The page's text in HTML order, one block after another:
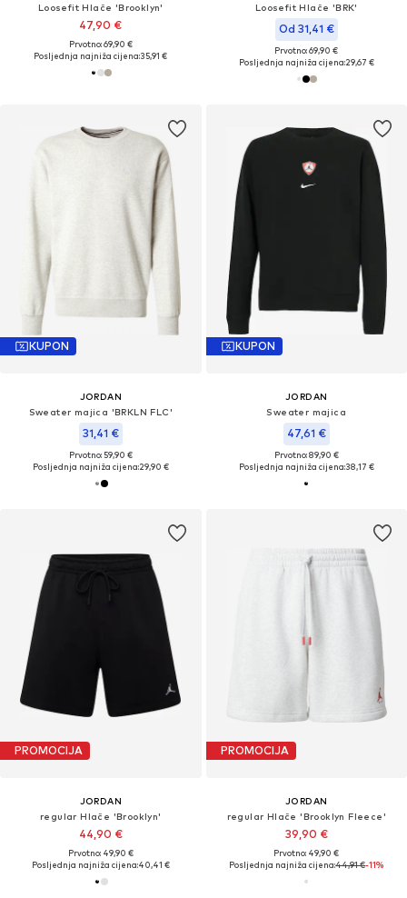
Loosefit Hlače 'Brooklyn'
47,90 €
Prvotno: 69,90 €
Posljednja najniža cijena:35,91 €
Loosefit Hlače 'BRK'
Od 31,41 €
Prvotno: 69,90 €
Posljednja najniža cijena:29,67 €
KUPON
JORDAN
Sweater majica 'BRKLN FLC'
31,41 €
Prvotno: 59,90 €
Posljednja najniža cijena:29,90 €
KUPON
JORDAN
Sweater majica
47,61 €
Prvotno: 89,90 €
Posljednja najniža cijena:38,17 €
PROMOCIJA
JORDAN
regular Hlače 'Brooklyn'
44,90 €
Prvotno: 49,90 €
Posljednja najniža cijena:40,41 €
PROMOCIJA
JORDAN
regular Hlače 'Brooklyn Fleece'
39,90 €
Prvotno: 49,90 €
Posljednja najniža cijena:44,91 €-11%